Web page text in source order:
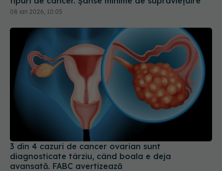
08 ian 2026, 10:05
3 din 4 cazuri de cancer ovarian sunt
diagnosticate târziu, când boala e deja
avansată. FABC avertizează